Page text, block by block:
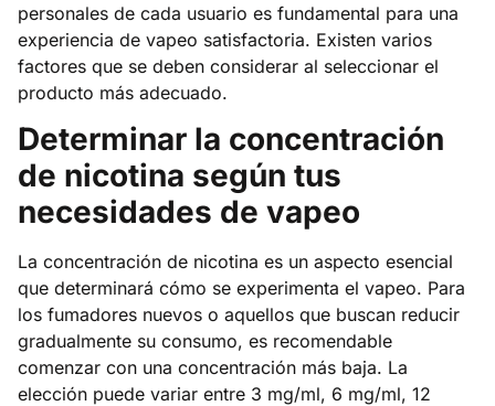
personales de cada usuario es fundamental para una
experiencia de vapeo satisfactoria. Existen varios
factores que se deben considerar al seleccionar el
producto más adecuado.
Determinar la concentración
de nicotina según tus
necesidades de vapeo
La concentración de nicotina es un aspecto esencial
que determinará cómo se experimenta el vapeo. Para
los fumadores nuevos o aquellos que buscan reducir
gradualmente su consumo, es recomendable
comenzar con una concentración más baja. La
elección puede variar entre 3 mg/ml, 6 mg/ml, 12